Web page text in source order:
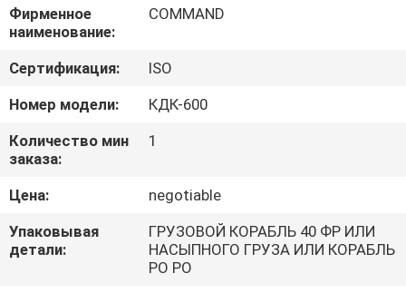
ПУТЕШЕСТВИЕ
ФАБРИКИ
ПРОВЕРКА
КАЧЕСТВА
СВЯЖИТЕСЬ
МЫ
Фирменное
наименование:
COMMAND
Сертификация:
ISO
Номер модели:
КДК-600
Количество мин
заказа:
1
Цена:
negotiable
Упаковывая
детали:
ГРУЗОВОЙ КОРАБЛЬ 40 ФР ИЛИ
НАСЫПНОГО ГРУЗА ИЛИ КОРАБЛЬ
РО РО